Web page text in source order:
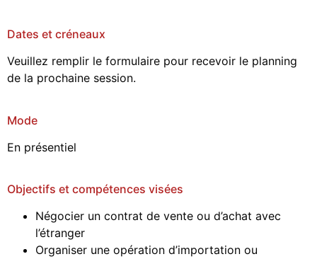
Dates et créneaux
Veuillez remplir le formulaire pour recevoir le planning
de la prochaine session.
Mode
En présentiel
Objectifs et compétences visées
Négocier un contrat de vente ou d’achat avec
l’étranger
Organiser une opération d’importation ou